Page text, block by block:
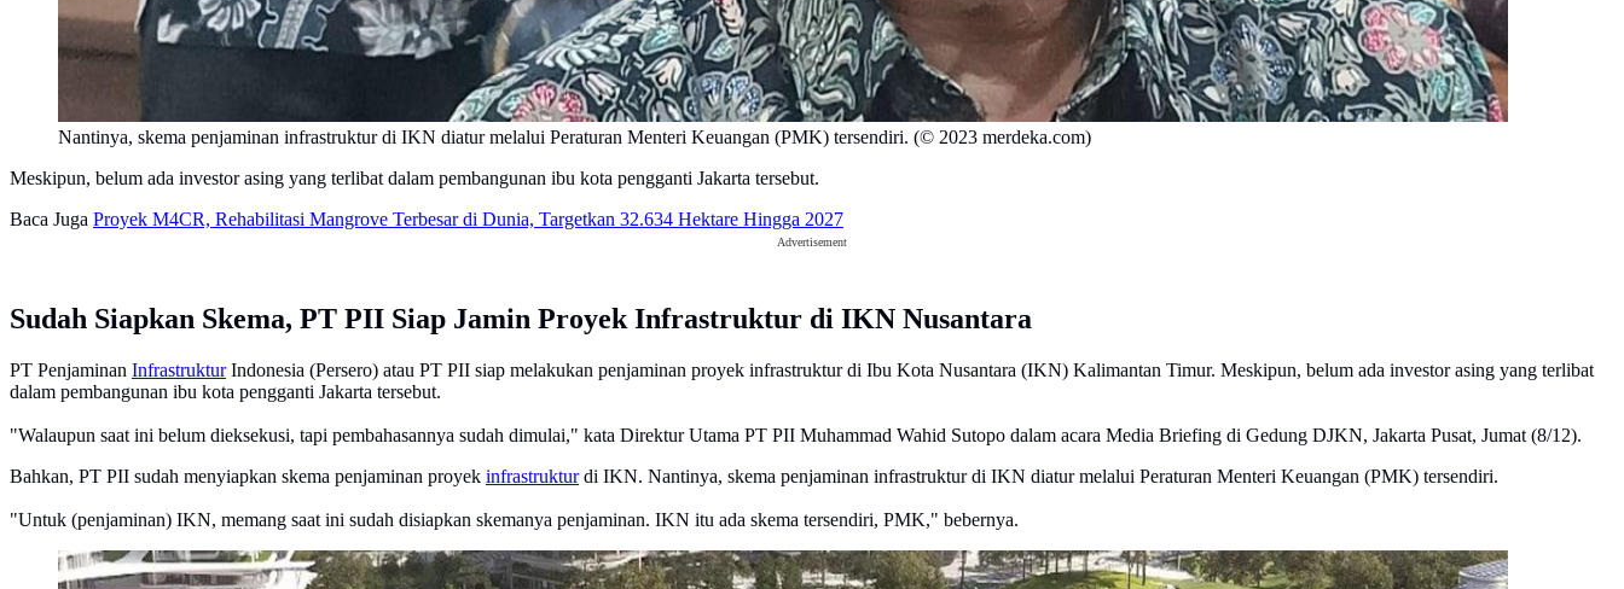
Nantinya, skema penjaminan infrastruktur di IKN diatur melalui Peraturan Menteri Keuangan (PMK) tersendiri. (© 2023 merdeka.com)
Meskipun, belum ada investor asing yang terlibat dalam pembangunan ibu kota pengganti Jakarta tersebut.
Baca Juga Proyek M4CR, Rehabilitasi Mangrove Terbesar di Dunia, Targetkan 32.634 Hektare Hingga 2027
Advertisement
Sudah Siapkan Skema, PT PII Siap Jamin Proyek Infrastruktur di IKN Nusantara
PT Penjaminan InfrastrukturIndonesia (Persero) atau PT PII siap melakukan penjaminan proyek infrastruktur di Ibu Kota Nusantara (IKN) Kalimantan Timur. Meskipun, belum ada investor asing yang terlibat
dalam pembangunan ibu kota pengganti Jakarta tersebut.
"Walaupun saat ini belum dieksekusi, tapi pembahasannya sudah dimulai," kata Direktur Utama PT PII Muhammad Wahid Sutopo dalam acara Media Briefing di Gedung DJKN, Jakarta Pusat, Jumat (8/12).
Bahkan, PT PII sudah menyiapkan skema penjaminan proyek infrastrukturdi IKN. Nantinya, skema penjaminan infrastruktur di IKN diatur melalui Peraturan Menteri Keuangan (PMK) tersendiri.
"Untuk (penjaminan) IKN, memang saat ini sudah disiapkan skemanya penjaminan. IKN itu ada skema tersendiri, PMK," bebernya.